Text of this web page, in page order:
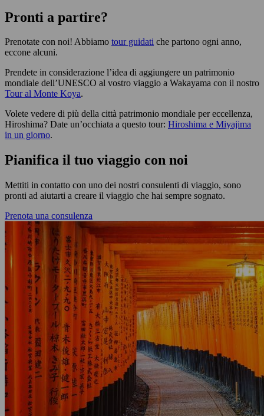
Pronti a partire?
Prenotate con noi! Abbiamo tour guidati che partono ogni anno,
eccone alcuni.
Prendete in considerazione l’idea di aggiungere un patrimonio
mondiale dell’UNESCO al vostro viaggio a Wakayama con il nostro
Tour al Monte Koya.
Volete vedere di più della città patrimonio mondiale per eccellenza,
Hiroshima? Date un’occhiata a questo tour: Hiroshima e Miyajima
in un giorno.
Pianifica il tuo viaggio con noi
Mettiti in contatto con uno dei nostri consulenti di viaggio, sono
pronti ad aiutarti a creare il viaggio che hai sempre sognato.
Prenota una consulenza